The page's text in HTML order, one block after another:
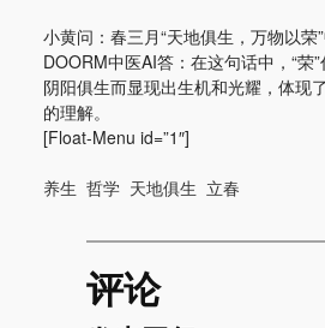
小黄问：春三月“天地俱生，万物以荣
DOORM中医AI答：在这句话中，“荣
阴阳俱生而显现出生机和光耀，体现
的理解。
[Float-Menu id=”1″]
养生 哲学 天地俱生 立春
评论